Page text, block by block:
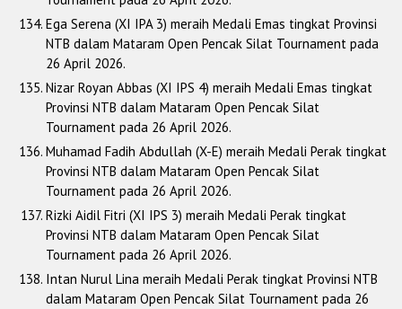
Ega Serena (XI IPA 3) meraih Medali Emas tingkat Provinsi
NTB dalam Mataram Open Pencak Silat Tournament pada
26 April 2026.
Nizar Royan Abbas (XI IPS 4) meraih Medali Emas tingkat
Provinsi NTB dalam Mataram Open Pencak Silat
Tournament pada 26 April 2026.
Muhamad Fadih Abdullah (X-E) meraih Medali Perak tingkat
Provinsi NTB dalam Mataram Open Pencak Silat
Tournament pada 26 April 2026.
Rizki Aidil Fitri (XI IPS 3) meraih Medali Perak tingkat
Provinsi NTB dalam Mataram Open Pencak Silat
Tournament pada 26 April 2026.
Intan Nurul Lina meraih Medali Perak tingkat Provinsi NTB
dalam Mataram Open Pencak Silat Tournament pada 26